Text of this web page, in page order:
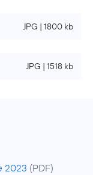
JPG | 1800 kb
JPG | 1518 kb
2023 (PDF)